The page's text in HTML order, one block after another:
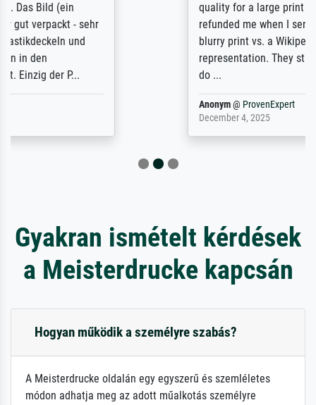
quality for a large print was atrocious. They
refunded me when I sent pictures of the
blurry print vs. a Wikipedia commons
representation. They stated they couldn't
do ...
Gyakran ismételt kérdések
a Meisterdrucke kapcsán
Hogyan működik a személyre szabás?
A Meisterdrucke oldalán egy egyszerű és szemléletes
módon adhatja meg az adott műalkotás személyre